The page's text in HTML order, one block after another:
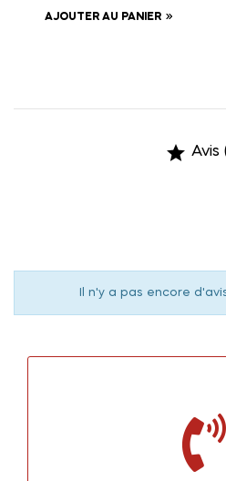
AJOUTER AU PANIER
 Avis
Il n'y a pas encore